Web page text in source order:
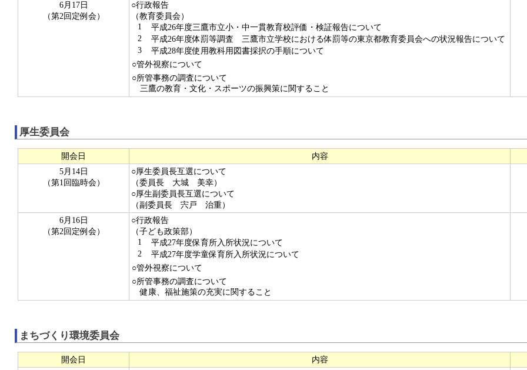
6月17日
（第2回定例会）
○行政報告
（教育委員会）
1
平成26年度三鷹市立小・中一貫教育校評価・検証報告について
2
平成26年度体罰等調査 三鷹市立学校における体罰等の東京都教育委員会への状況報告について
3
平成28年度使用教科用図書採択の手順について
○管外視察について
○所管事務の調査について
三鷹の教育・文化・スポーツの振興策に関すること
厚生委員会
開会日
内容
5月14日
（第1回臨時会）
○厚生委員長互選について
（委員長 大城 美幸）
○厚生副委員長互選について
（副委員長 宍戸 治重）
6月16日
（第2回定例会）
○行政報告
（子ども政策部）
1
平成27年度保育所入所状況について
2
平成27年度学童保育所入所状況について
○管外視察について
○所管事務の調査について
健康、福祉施策の充実に関すること
まちづくり環境委員会
開会日
内容